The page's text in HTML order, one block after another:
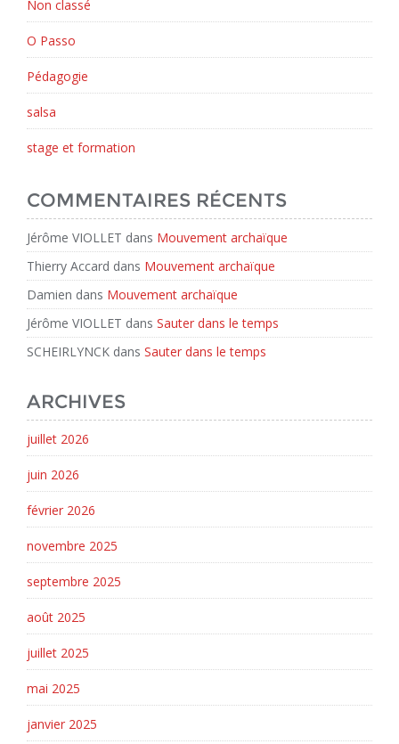
Non classé
O Passo
Pédagogie
salsa
stage et formation
COMMENTAIRES RÉCENTS
Jérôme VIOLLET dans Mouvement archaïque
Thierry Accard dans Mouvement archaïque
Damien dans Mouvement archaïque
Jérôme VIOLLET dans Sauter dans le temps
SCHEIRLYNCK dans Sauter dans le temps
ARCHIVES
juillet 2026
juin 2026
février 2026
novembre 2025
septembre 2025
août 2025
juillet 2025
mai 2025
janvier 2025